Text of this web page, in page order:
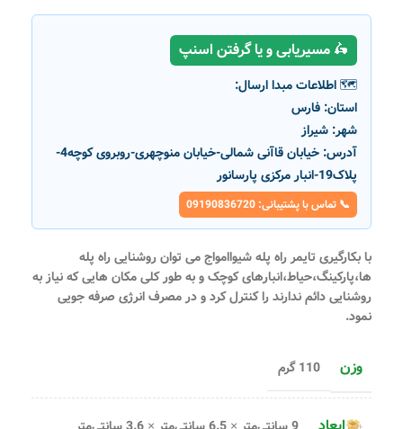
🛵 مسیریابی و یا گرفتن اسنپ
🗺️ اطلاعات مبدا ارسال:
استان: فارس
شهر: شیراز
آدرس:
خیابان قاآنی شمالی-خیابان منوچهری-روبروی کوچه4-
پلاک19-انبار مرکزی پارسانور
📞 تماس با پشتیبانی: 09190836720
با بکارگیری تایمر راه پله شیواامواج می توان روشنایی راه پله
ها،پارکینگ،حیاط،انبارهای کوچک و به طور کلی مکان هایی که نیاز به
روشنایی دائم ندارند را کنترل کرد و در مصرف انرژی صرفه جویی
نمود.
وزن 110 گرم